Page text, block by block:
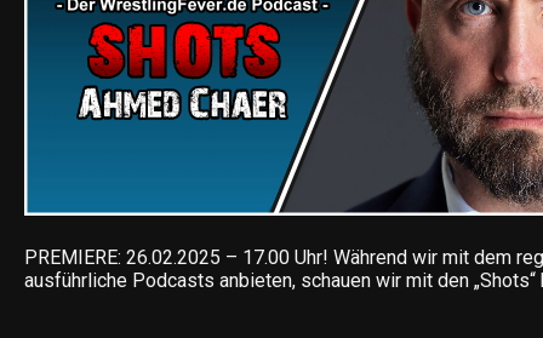
PREMIERE: 26.02.2025 – 17.00 Uhr! Während wir mit dem
ausführliche Podcasts anbieten, schauen wir mit den „Shots“